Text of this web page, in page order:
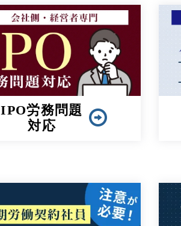
IPO労務問題
対応